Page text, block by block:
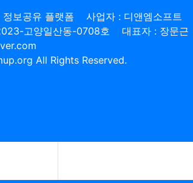
보공유 플랫폼
사업자 : 디앤엠소프트
고양일산동-0708호
대표자 : 장문근
All Rights Reserved.